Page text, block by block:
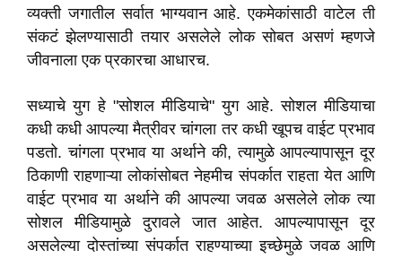
व्यक्ती जगातील सर्वात भाग्यवान आहे. एकमेकांसाठी वाटेल ती
संकटं झेलण्यासाठी तयार असलेले लोक सोबत असणं म्हणजे
जीवनाला एक प्रकारचा आधारच.
सध्याचे युग हे "सोशल मीडियाचे" युग आहे. सोशल मीडियाचा
कधी कधी आपल्या मैत्रीवर चांगला तर कधी खूपच वाईट प्रभाव
पडतो. चांगला प्रभाव या अर्थाने की, त्यामुळे आपल्यापासून दूर
ठिकाणी राहणाऱ्या लोकांसोबत नेहमीच संपर्कात राहता येत आणि
वाईट प्रभाव या अर्थाने की आपल्या जवळ असलेले लोक त्या
सोशल मीडियामुळे दुरावले जात आहेत. आपल्यापासून दूर
असलेल्या दोस्तांच्या संपर्कात राहण्याच्या इच्छेमुळे जवळ आणि